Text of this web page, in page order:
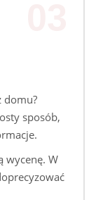
domu?
sposób,
wycenę. W